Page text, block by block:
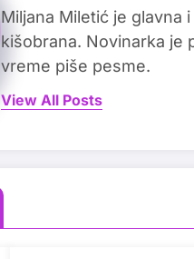
Miljana Miletić je glavna
kišobrana. Novinarka je
vreme piše pesme.
View All Posts